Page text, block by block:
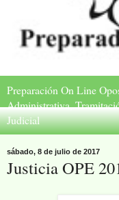
Preparación On Line
Administrativa,
Judicial
sábado, 8 de julio de 2017
Justicia OPE